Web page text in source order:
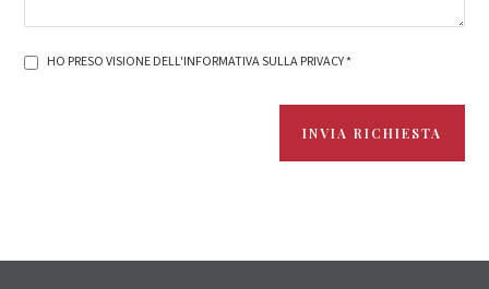
HO PRESO VISIONE DELL'INFORMATIVA SULLA PRIVACY *
INVIA RICHIESTA